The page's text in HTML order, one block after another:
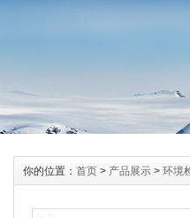
你的位置： 首页 > 产品展示 > 环境